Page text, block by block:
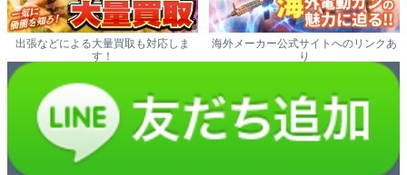
出張などによる大量買取も対応しま
す！
海外メーカー公式サイトへのリンクあ
り